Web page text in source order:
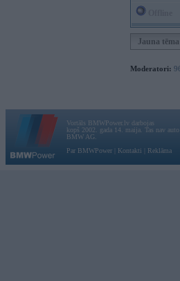
Jauna tēma
Moderatori:
Vortāls BMWPower.lv darbojas
kopš 2002. gada 14. maija. Tas nav
BMW AG.
Par BMWPower
Kontakti Reklāma